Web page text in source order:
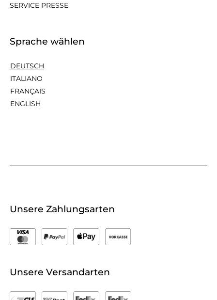
SERVICE PRESSE
Sprache wählen
DEUTSCH
ITALIANO
FRANÇAIS
ENGLISH
Unsere Zahlungsarten
Unsere Versandarten